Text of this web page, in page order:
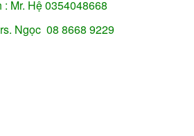
Mr. Hệ 0354048668
Ngọc 08 8668 9229